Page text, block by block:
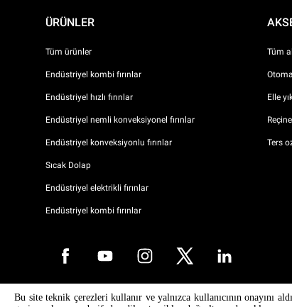
ÜRÜNLER
Tüm ürünler
Endüstriyel kombi fırınlar
Endüstriyel hızlı fırınlar
Endüstriyel nemli konveksiyonel fırınlar
Endüstriyel konveksiyonlu fırınlar
Sıcak Dolap
Endüstriyel elektrikli fırınlar
Endüstriyel kombi fırınlar
Tüm
Elle
Ters
Telif Hakkı 2026 UNOX SpA Tüm hakları saklıdır. Reg. Imp.
Bu site teknik çerezleri kullanır ve yalnızca kullanıcının onayını